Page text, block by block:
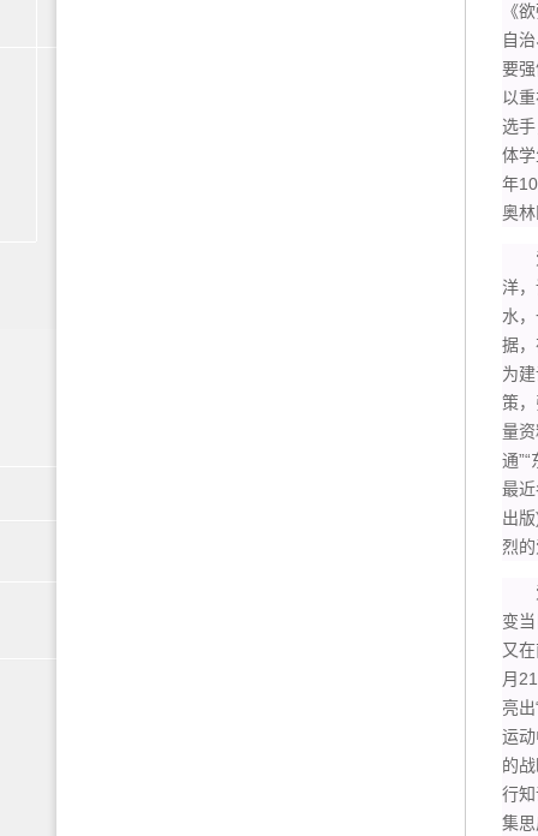
《
自
要
以
选
体
年
奥林
爱
洋
水
据
为
策
量
通
最
出
烈
爱
变
又
月
亮
运
的
行
集